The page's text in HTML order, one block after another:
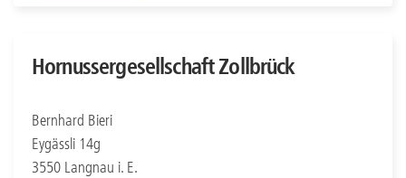
Hornussergesellschaft Zollbrück
Bernhard Bieri
Eygässli 14g
3550 Langnau i. E.